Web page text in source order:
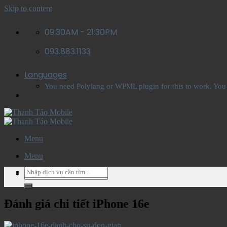
Skip to content
09:30AM - 21:30PM
093.883.1133
Languages
You need Polylang or WPML plugin for this to work.
Menu
Menu
Đánh giá chi tiết iPhone 16e